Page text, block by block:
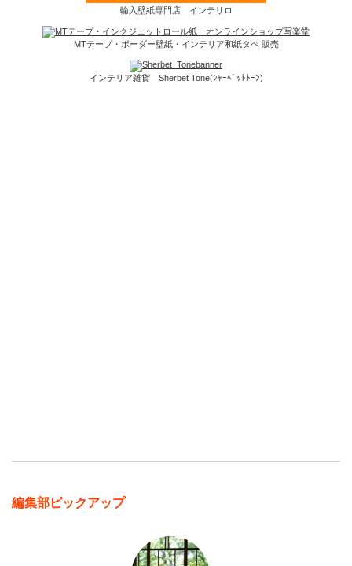
輸入壁紙専門店 インテリロ
MTテープ・ボーダー壁紙・インテリア和紙タぺ 販売
インテリア雑貨 Sherbet Tone(ｼｬｰﾍﾞｯﾄﾄｰﾝ)
編集部ピックアップ